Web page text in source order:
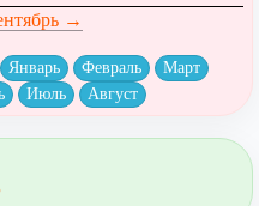
→
Январь Февраль
Март
Июль Август